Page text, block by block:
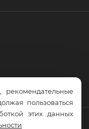
пользоваться
этих данных